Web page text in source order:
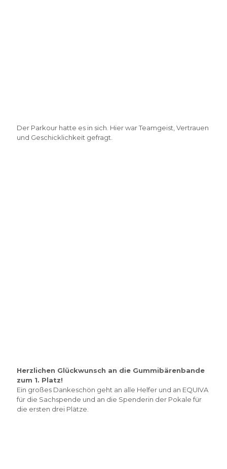
Der Parkour hatte es in sich. Hier war Teamgeist, Vertrauen
und Geschicklichkeit gefragt.
Herzlichen Glückwunsch an die Gummibärenbande
zum 1. Platz!
Ein großes Dankeschön geht an alle Helfer und an EQUIVA
für die Sachspende und an die Spenderin der Pokale für
die ersten drei Plätze.